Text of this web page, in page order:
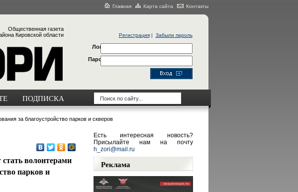
Главная Карта сайта Контакты
Общественная газета
Кировской области
Регистрация| Забыли пароль
Логин
Пароль
ПОДПИСКА
за благоустройство парков и скверов
волонтерами
парков и
Есть интересная новость?
Присылайте нам на почту
h_zori@mail.ru
Реклама